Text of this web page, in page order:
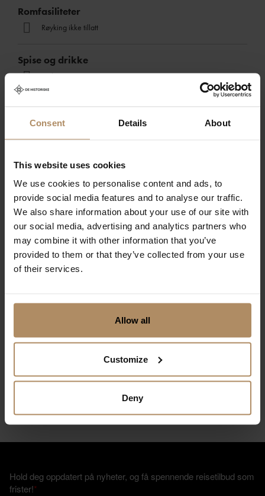
Consent Details About
This website uses cookies
We use cookies to personalise content and ads, to
provide social media features and to analyse our traffic.
We also share information about your use of our site with
our social media, advertising and analytics partners who
may combine it with other information that you’ve
provided to them or that they’ve collected from your use
of their services.
Allow all
Customize
Deny
Romfasiliteter
Røyking ikke tillatt
Spise og drikke
Frokost
Ankomst (tidligste)
Avreise (siste)
12:00
I nærheten
Flyplass
Hold deg oppdatert på nyheter, og få spennende reisetilbud som
frister!*